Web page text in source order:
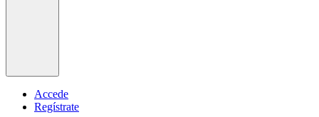
Accede
Regístrate